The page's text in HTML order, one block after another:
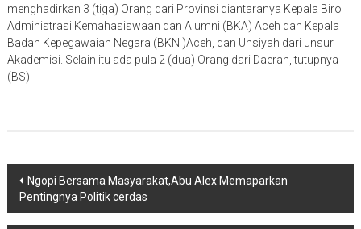
menghadirkan 3 (tiga) Orang dari Provinsi diantaranya Kepala Biro
Administrasi Kemahasiswaan dan Alumni (BKA) Aceh dan Kepala
Badan Kepegawaian Negara (BKN )Aceh, dan Unsiyah dari unsur
Akademisi. Selain itu ada pula 2 (dua) Orang dari Daerah, tutupnya
(BS)
Navigasi
pos
Ngopi Bersama Masyarakat,Abu Alex Memaparkan
Pentingnya Politik cerdas